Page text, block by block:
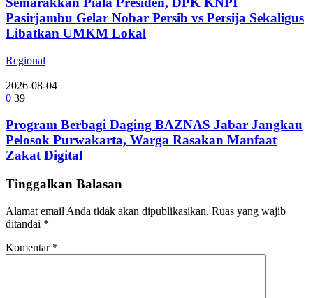
Pasirjambu Gelar Nobar Persib vs Persija Sekaligus
Libatkan UMKM Lokal
Regional
2026-08-04
0 39
Program Berbagi Daging BAZNAS Jabar Jangkau
Pelosok Purwakarta, Warga Rasakan Manfaat
Zakat Digital
Tinggalkan Balasan
Alamat email Anda tidak akan dipublikasikan. Ruas yang wajib
ditandai *
Komentar *